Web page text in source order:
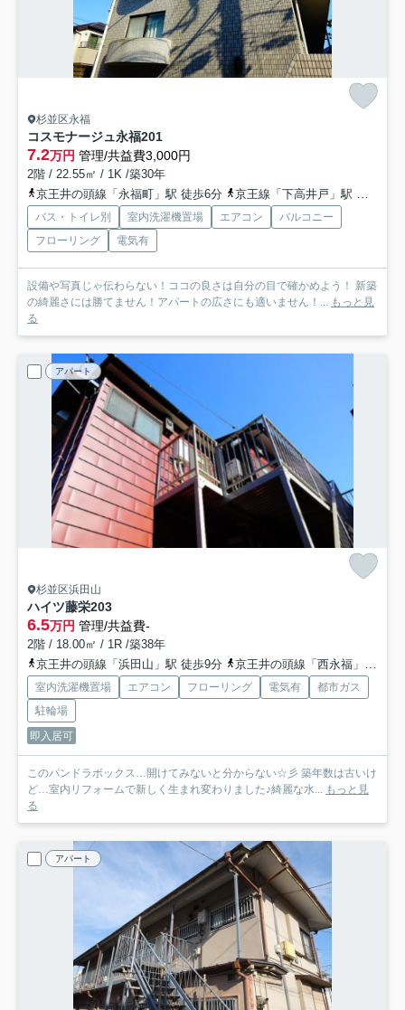
杉並区永福
コスモナージュ永福201
7.2万円 管理/共益費3,000円
2階 / 22.55㎡ / 1K /築30年
京王井の頭線「永福町」駅 徒歩6分
京王線「下高井戸」駅 徒歩15分
バス・トイレ別 室内洗濯機置場 エアコン
バルコニー
フローリング
電気有
設備や写真じゃ伝わらない！ココの良さは自分の目で確かめよう！ 新築
の綺麗さには勝てません！アパートの広さにも適いません！...
もっと見
る
アパート
杉並区浜田山
ハイツ藤栄203
6.5万円 管理/共益費-
2階 / 18.00㎡ / 1R /築38年
京王井の頭線「浜田山」駅 徒歩9分
京王井の頭線「西永福」駅 徒歩10分
室内洗濯機置場 エアコン フローリング 電気有
都市ガス
駐輪場
即入居可
このパンドラボックス…開けてみないと分からない☆彡 築年数は古いけ
ど…室内リフォームで新しく生まれ変わりました♪綺麗な水... もっと見
る
アパート